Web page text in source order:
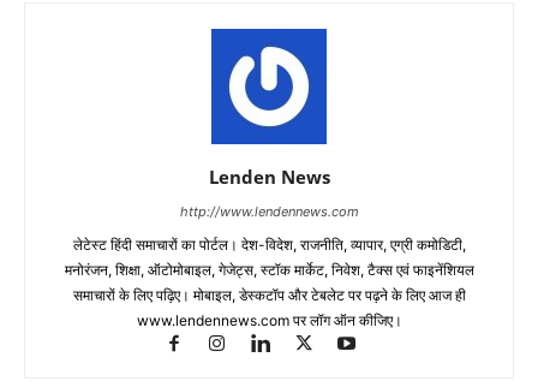
Lenden News
http://www.lendennews.com
लेटेस्ट हिंदी समाचारों का पोर्टल। देश-विदेश, राजनीति, व्यापार, एग्री कमोडिटी,
मनोरंजन, शिक्षा, ऑटोमोबाइल, गेजेट्स, स्टॉक मार्केट, निवेश, टैक्स एवं फाइनेंशियल
समाचारों के लिए पढ़िए। मोबाइल, डेस्कटॉप और टेबलेट पर पढ़ने के लिए आज ही
www.lendennews.com पर लॉग ऑन कीजिए।